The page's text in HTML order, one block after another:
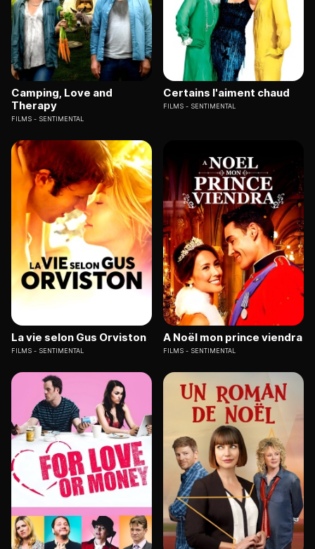
Camping, Love and
Therapy
FILMS SENTIMENTAL
Certains l'aiment chaud
FILMS SENTIMENTAL
La vie selon Gus Orviston
FILMS SENTIMENTAL
A Noël mon prince viendra
FILMS SENTIMENTAL